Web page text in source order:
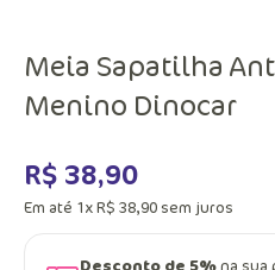
Meia Sapatilha
Menino Dinocar
R$ 38,90
Em até 1xR$ 38,90 sem juros
Desconto de 5%na sua